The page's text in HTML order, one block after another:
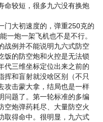
命较短，很多九六没有换炮
大初速度的，弹重250克的
一炮一架飞机也不是不行。
战例并不能说明九六式防空
饭的防空炮和火控是无法锁
代三维坐标定位出来之前的
挥和盲射就没啥区别（不只
攻击蒙大拿，结局也是一样
问题了。第一轮标准的多编
空炮弹药耗尽、大量防空火
取得命中。很明显，九六式